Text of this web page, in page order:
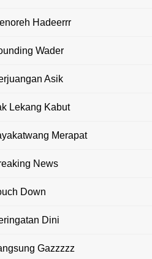
Hadeerrr
Wader
Asik
Lekang Kabut
Merapat
News
Down
Dini
Gazzzzz